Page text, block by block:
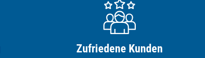
Zufriedene Kunden